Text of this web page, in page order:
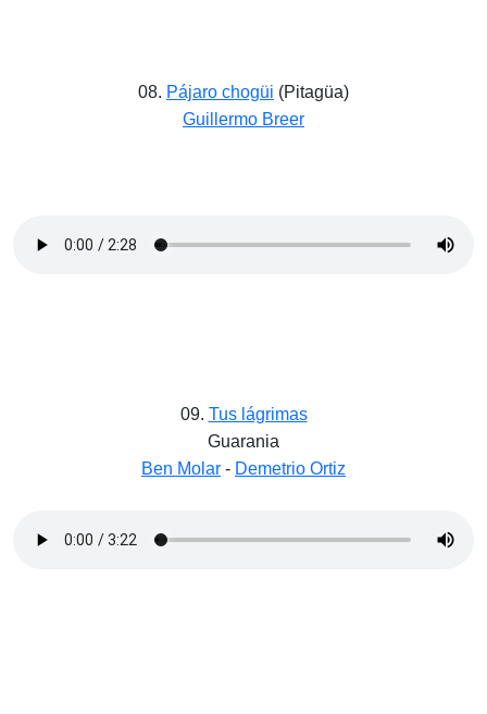
08. Pájaro chogüi (Pitagüa)
Guillermo Breer
09. Tus lágrimas
Guarania
Ben Molar - Demetrio Ortiz